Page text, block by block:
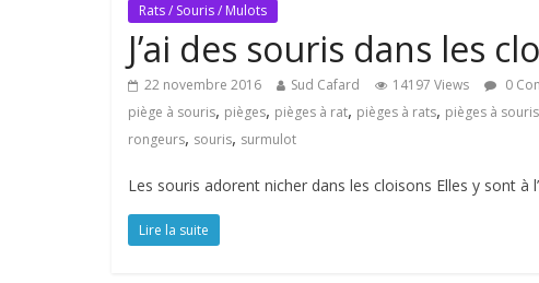
Rats / Souris / Mulots
J’ai des souris dans les
22 novembre 2016 Sud Cafard 14197 Views 0
piège à souris, pièges, pièges à rat, pièges à rats, pièges à souris
rongeurs, souris, surmulot
Les souris adorent nicher dans les cloisons Elles y sont
Lire la suite